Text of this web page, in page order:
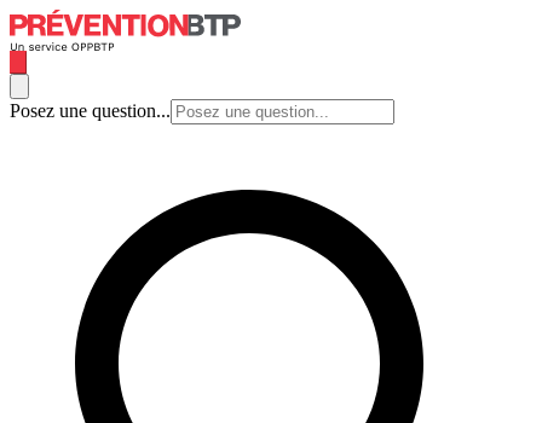
Posez une question...